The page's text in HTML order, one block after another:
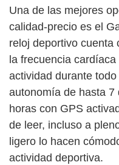
Una de las mejores
calidad-precio es el
reloj deportivo cuenta
la frecuencia
actividad durante
autonomía de hasta
horas con GPS
de leer, incluso a
ligero lo hacen
actividad deportiva.